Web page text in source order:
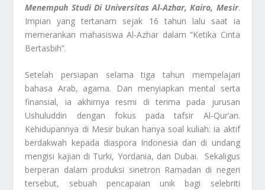
Menempuh Studi Di Universitas Al‑Azhar, Kairo, Mesir.
Impian yang tertanam sejak 16 tahun lalu saat ia
memerankan mahasiswa Al‑Azhar dalam “Ketika Cinta
Bertasbih”.
Setelah persiapan selama tiga tahun mempelajari
bahasa Arab, agama. Dan menyiapkan mental serta
finansial, ia akhirnya resmi di terima pada jurusan
Ushuluddin dengan fokus pada tafsir Al‑Qur’an.
Kehidupannya di Mesir bukan hanya soal kuliah: ia aktif
berdakwah kepada diaspora Indonesia dan di undang
mengisi kajian di Turki, Yordania, dan Dubai. Sekaligus
berperan dalam produksi sinetron Ramadan di negeri
tersebut, sebuah pencapaian unik bagi selebriti